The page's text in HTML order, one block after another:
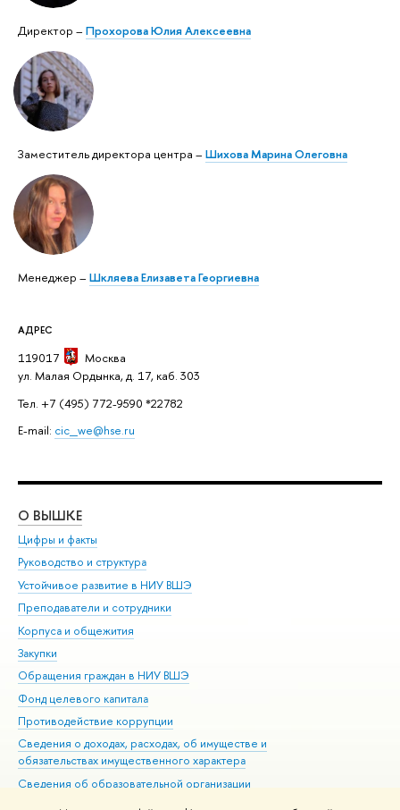
Директор – Прохорова Юлия Алексеевна
Заместитель директора центра – Шихова Марина Олеговна
Менеджер – Шкляева Елизавета Георгиевна
АДРЕС
119017
Москва
ул. Малая Ордынка, д. 17, каб. 303
Тел. +7 (495) 772-9590 *22782
E-mail: cic_we@hse.ru
О ВЫШКЕ
Цифры и факты
Руководство и структура
Устойчивое развитие в НИУ ВШЭ
Преподаватели и сотрудники
Корпуса и общежития
Закупки
Обращения граждан в НИУ ВШЭ
Фонд целевого капитала
Противодействие коррупции
Сведения о доходах, расходах, об имуществе и
обязательствах имущественного характера
Сведения об образовательной организации
Людям с ограниченными возможностями здоровья